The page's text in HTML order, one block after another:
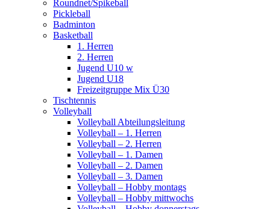
Roundnet/Spikeball
Pickleball
Badminton
Basketball
1. Herren
2. Herren
Jugend U10 w
Jugend U18
Freizeitgruppe Mix Ü30
Tischtennis
Volleyball
Volleyball Abteilungsleitung
Volleyball – 1. Herren
Volleyball – 2. Herren
Volleyball – 1. Damen
Volleyball – 2. Damen
Volleyball – 3. Damen
Volleyball – Hobby montags
Volleyball – Hobby mittwochs